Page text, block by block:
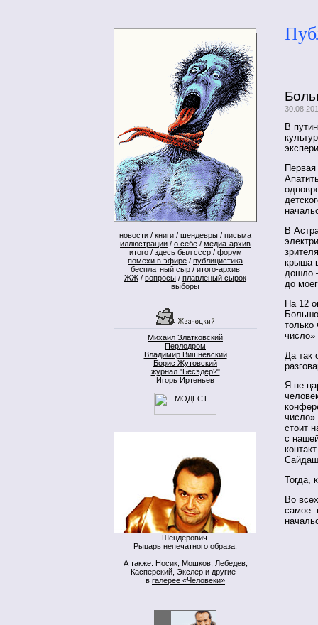
новости / книги / шендевры / письма
иллюстрации / о себе / медиа-архив
итого/ здесь был ссср/ форум
помехи в эфире / публицистика
бесплатный сыр / итого-архив
ЖЖ / вопросы / плавленый сырок
выборы
Михаил Златковский
Перлодром
Владимир Вишневский
Борис Жутовский
журнал "Бесэдер?"
Игорь Иртеньев
Шендерович.
Рыцарь непечатного образа.
А также: Носик, Мошков, Лебедев,
Касперский, Экслер и другие -
в галерее «Человеки»
В
Первая
В
крыша
дошло
до
На 12
только
число»
Да так
Я не
число»
стоит
с
Тогда,
Во
самое: